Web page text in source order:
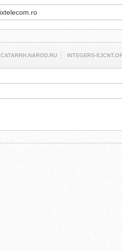
CATARRH.NAROD.RU INTEGERS-